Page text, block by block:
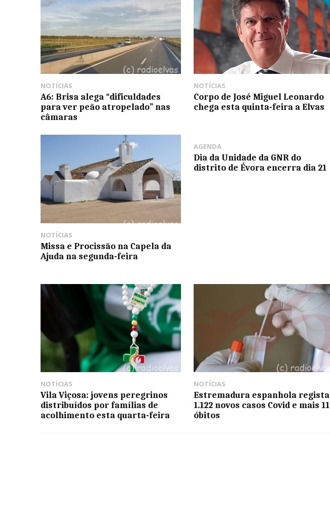
NOTÍCIAS
A6: Brisa alega “dificuldades
para ver peão atropelado” nas
câmaras
NOTÍCIAS
Corpo de José Miguel Leonardo
chega esta quinta-feira a Elvas
NOTÍCIAS
Missa e Procissão na Capela da
Ajuda na segunda-feira
AGENDA
Dia da Unidade da GNR do
distrito de Évora encerra dia 21
NOTÍCIAS
Vila Viçosa: jovens peregrinos
distribuídos por famílias de
acolhimento esta quarta-feira
NOTÍCIAS
Estremadura espanhola regista
1.122 novos casos Covid e mais 11
óbitos